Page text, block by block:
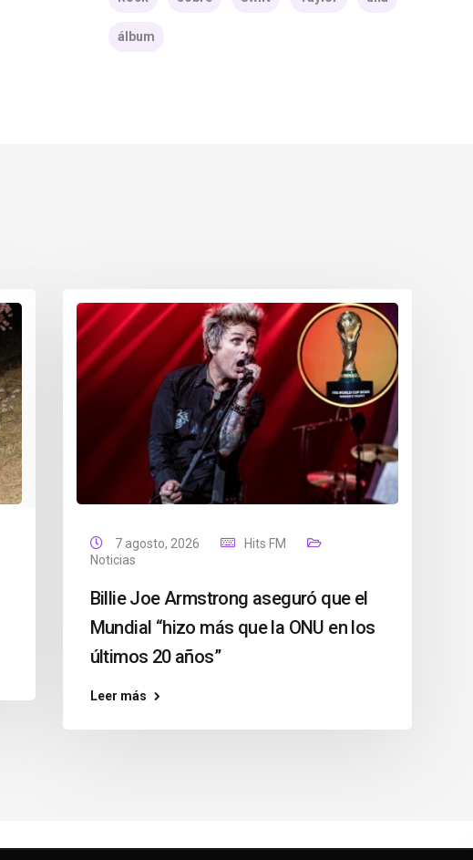
álbum
7 agosto, 2026
Hits FM
Noticias
Billie Joe Armstrong aseguró que el
Mundial “hizo más que la ONU en los
últimos 20 años”
Leer más